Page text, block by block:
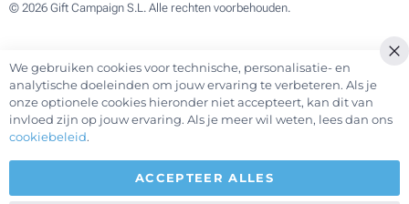
© 2026 Gift Campaign S.L. Alle rechten voorbehouden.
We gebruiken cookies voor technische, personalisatie- en
analytische doeleinden om jouw ervaring te verbeteren. Als je
onze optionele cookies hieronder niet accepteert, kan dit van
invloed zijn op jouw ervaring. Als je meer wil weten, lees dan ons
cookiebeleid.
ACCEPTEER ALLES